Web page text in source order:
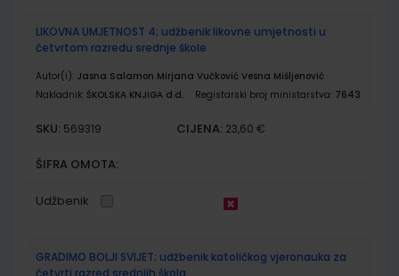
LIKOVNA UMJETNOST 4; udžbenik likovne umjetnosti u
četvrtom razredu srednje škole
Autor(i): Jasna Salamon Mirjana Vučković Vesna Mišljenović
Nakladnik: ŠKOLSKA KNJIGA d.d. Registarski broj ministarstva: 7643
SKU: 569319 CIJENA: 23,60 €
ŠIFRA OMOTA:
Udžbenik
GRADIMO BOLJI SVIJET; udžbenik katoličkog vjeronauka za
četvrti razred srednjih škola